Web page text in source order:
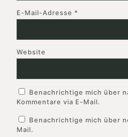
E-Mail-Adresse *
Website
Benachrichtige mich über
Kommentare via E-Mail.
Benachrichtige mich über
Mail.